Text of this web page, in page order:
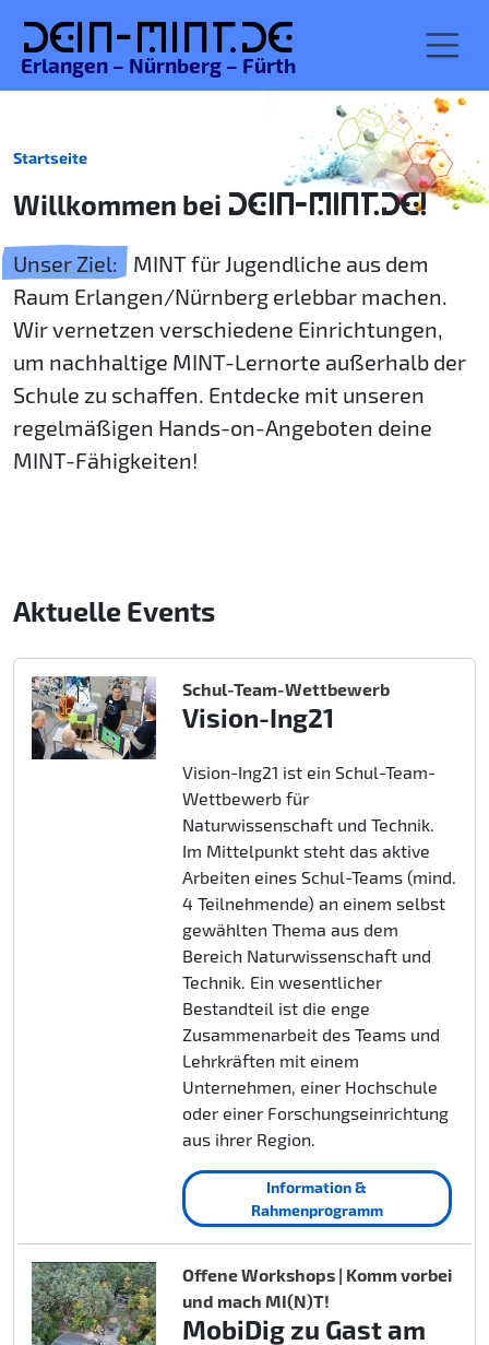
Dein-MINT.de
Erlangen – Nürnberg – Fürth
Startseite
Willkommen bei DEIN-MINT.DE!
Unser Ziel:
MINT für Jugendliche aus dem
Raum Erlangen/Nürnberg erlebbar machen.
Wir vernetzen verschiedene Einrichtungen,
um nachhaltige MINT-Lernorte außerhalb der
Schule zu schaffen. Entdecke mit unseren
regelmäßigen Hands-on-Angeboten deine
MINT-Fähigkeiten!
Aktuelle Events
Schul-Team-Wettbewerb
Vision-Ing21
Vision-Ing21 ist ein Schul-Team-
Wettbewerb für
Naturwissenschaft und Technik.
Im Mittelpunkt steht das aktive
Arbeiten eines Schul-Teams (mind.
4 Teilnehmende) an einem selbst
gewählten Thema aus dem
Bereich Naturwissenschaft und
Technik. Ein wesentlicher
Bestandteil ist die enge
Zusammenarbeit des Teams und
Lehrkräften mit einem
Unternehmen, einer Hochschule
oder einer Forschungseinrichtung
aus ihrer Region.
Information &
Rahmenprogramm
Offene Workshops | Komm vorbei
und mach MI(N)T!
MobiDig zu Gast am